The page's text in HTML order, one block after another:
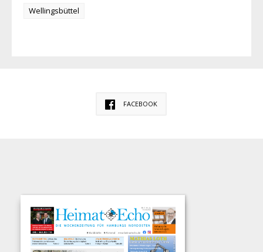
Wellingsbüttel
FACEBOOK